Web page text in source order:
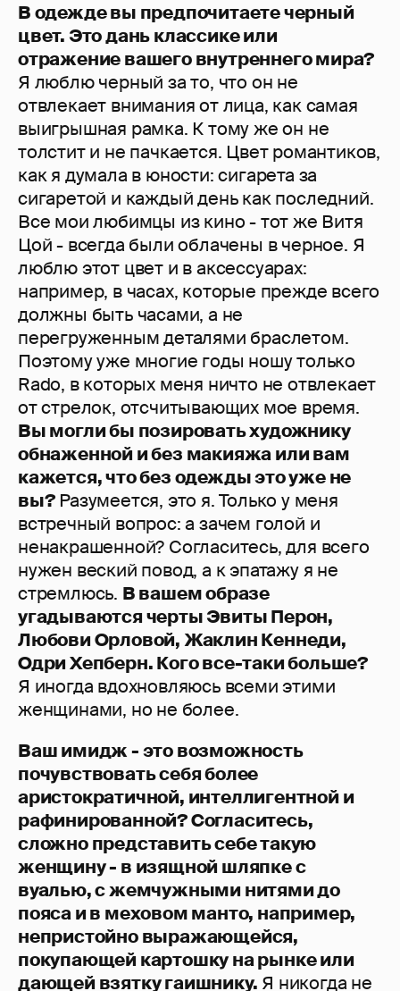
В одежде вы предпочитаете черный
цвет. Это дань классике или
отражение вашего внутреннего мира?
Я люблю черный за то, что он не
отвлекает внимания от лица, как самая
выигрышная рамка. К тому же он не
толстит и не пачкается. Цвет романтиков,
как я думала в юности: сигарета за
сигаретой и каждый день как последний.
Все мои любимцы из кино - тот же Витя
Цой - всегда были облачены в черное. Я
люблю этот цвет и в аксессуарах:
например, в часах, которые прежде всего
должны быть часами, а не
перегруженным деталями браслетом.
Поэтому уже многие годы ношу только
Rado, в которых меня ничто не отвлекает
от стрелок, отсчитывающих мое время.
Вы могли бы позировать художнику
обнаженной и без макияжа или вам
кажется, что без одежды это уже не
вы?Разумеется, это я. Только у меня
встречный вопрос: а зачем голой и
ненакрашенной? Согласитесь, для всего
нужен веский повод, а к эпатажу я не
стремлюсь. В вашем образе
угадываются черты Эвиты Перон,
Любови Орловой, Жаклин Кеннеди,
Одри Хепберн. Кого все-таки больше?
Я иногда вдохновляюсь всеми этими
женщинами, но не более.
Ваш имидж - это возможность
почувствовать себя более
аристократичной, интеллигентной и
рафинированной? Согласитесь,
сложно представить себе такую
женщину - в изящной шляпке с
вуалью, с жемчужными нитями до
пояса и в меховом манто, например,
непристойно выражающейся,
покупающей картошку на рынке или
дающей взятку гаишнику. Я никогда не